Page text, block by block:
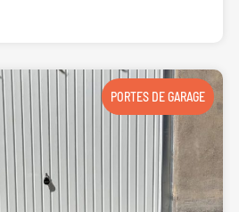
PORTES DE GARAGE